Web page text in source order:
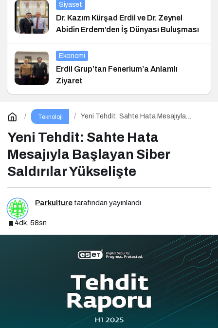
Siyaset
Dr. Kazım Kürşad Erdil ve Dr. Zeynel
Abidin Erdem’den İş Dünyası Buluşması
Ekonomi
Erdil Grup’tan Fenerium’a Anlamlı
Ziyaret
Teknoloji
Yeni Tehdit: Sahte Hata Mesajıyla
Yeni Tehdit: Sahte Hata
Mesajıyla Başlayan Siber
Saldırılar Yükselişte
Parkulture tarafından yayınlandı
4dk, 58sn